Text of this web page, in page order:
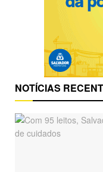
NOTÍCIAS